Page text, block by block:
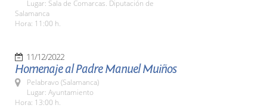
Lugar: Sala de Comarcas. Diputación de
Salamanca
Hora: 11:00 h.
11/12/2022
Homenaje al Padre Manuel Muiños
Pelabravo (Salamanca)
Lugar: Ayuntamiento
Hora: 13:00 h.